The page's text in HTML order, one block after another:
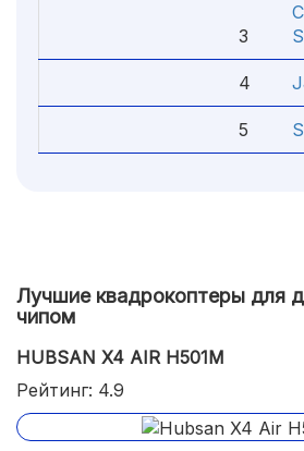
3
4
5
Лучшие квадрокоптеры для
чипом
HUBSAN X4 AIR H501M
Рейтинг: 4.9